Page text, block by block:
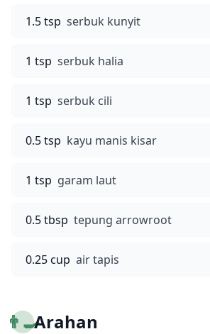
1.5 tsp serbuk kunyit
1 tsp serbuk halia
1 tsp serbuk cili
0.5 tsp kayu manis kisar
1 tsp garam laut
0.5 tbsp tepung arrowroot
0.25 cup air tapis
👨‍🍳Arahan